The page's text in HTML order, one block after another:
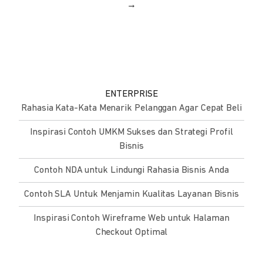
→
ENTERPRISE
Rahasia Kata-Kata Menarik Pelanggan Agar Cepat Beli
Inspirasi Contoh UMKM Sukses dan Strategi Profil
Bisnis
Contoh NDA untuk Lindungi Rahasia Bisnis Anda
Contoh SLA Untuk Menjamin Kualitas Layanan Bisnis
Inspirasi Contoh Wireframe Web untuk Halaman
Checkout Optimal